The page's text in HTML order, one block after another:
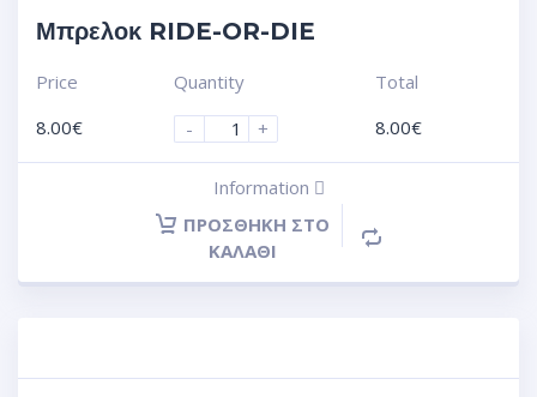
Μπρελοκ RIDE-OR-DIE
Price
8.00€
Quantity
-
+
Total
8.00€
Information
ΠΡΟΣΘΉΚΗ ΣΤΟ
ΚΑΛΆΘΙ